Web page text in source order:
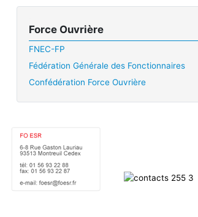
Force Ouvrière
FNEC-FP
Fédération Générale des Fonctionnaires
Confédération Force Ouvrière